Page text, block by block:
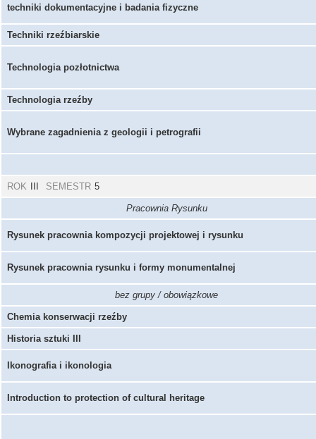
techniki dokumentacyjne i badania fizyczne
Techniki rzeźbiarskie
Technologia pozłotnictwa
Technologia rzeźby
Wybrane zagadnienia z geologii i petrografii
ROK SEMESTR 5
Pracownia Rysunku
Rysunek pracownia kompozycji projektowej i rysunku
Rysunek pracownia rysunku i formy monumentalnej
bez grupy / obowiązkowe
Chemia konserwacji rzeźby
Historia sztuki III
Ikonografia i ikonologia
Introduction to protection of cultural heritage